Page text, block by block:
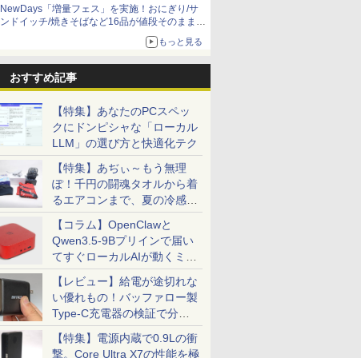
NewDays「増量フェス」を実施！おにぎり/サ
ンドイッチ/焼きそばなど16品が値段そのままで
もっと見る
おすすめ記事
【特集】あなたのPCスペッ
クにドンピシャな「ローカル
LLM」の選び方と快適化テク
【特集】あぢぃ～もう無理
ぽ！千円の闘魂タオルから着
るエアコンまで、夏の冷感グ
ッズ一挙紹介
【コラム】OpenClawと
Qwen3.5-9Bプリインで届い
てすぐローカルAIが動くミニ
PC「SER9 Pro」
【レビュー】給電が途切れな
い優れもの！バッファロー製
Type-C充電器の検証で分か
ったこと
【特集】電源内蔵で0.9Lの衝
撃。Core Ultra X7の性能を極